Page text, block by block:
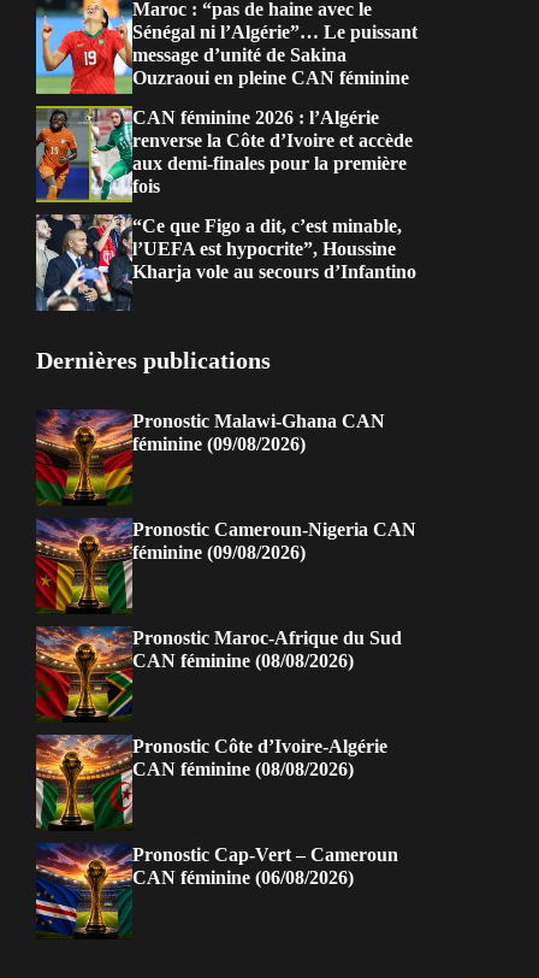
Maroc : “pas de haine avec le
Sénégal ni l’Algérie”… Le puissant
message d’unité de Sakina
Ouzraoui en pleine CAN féminine
CAN féminine 2026 : l’Algérie
renverse la Côte d’Ivoire et accède
aux demi-finales pour la première
fois
“Ce que Figo a dit, c’est minable,
l’UEFA est hypocrite”, Houssine
Kharja vole au secours d’Infantino
Dernières publications
Pronostic Malawi-Ghana CAN
féminine (09/08/2026)
Pronostic Cameroun-Nigeria CAN
féminine (09/08/2026)
Pronostic Maroc-Afrique du Sud
CAN féminine (08/08/2026)
Pronostic Côte d’Ivoire-Algérie
CAN féminine (08/08/2026)
Pronostic Cap-Vert – Cameroun
CAN féminine (06/08/2026)